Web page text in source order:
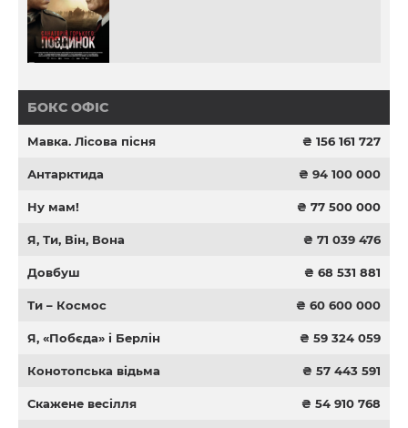
БОКС ОФІС
Мавка. Лісова пісня ₴ 156 161 727
Антарктида ₴ 94 100 000
Ну мам! ₴ 77 500 000
Я, Ти, Він, Вона ₴ 71 039 476
Довбуш ₴ 68 531 881
Ти – Космос ₴ 60 600 000
Я, «Побєда» і Берлін ₴ 59 324 059
Конотопська відьма ₴ 57 443 591
Скажене весілля ₴ 54 910 768